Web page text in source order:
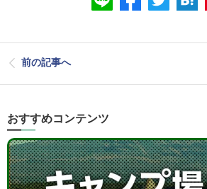
前の記事へ
おすすめコンテンツ